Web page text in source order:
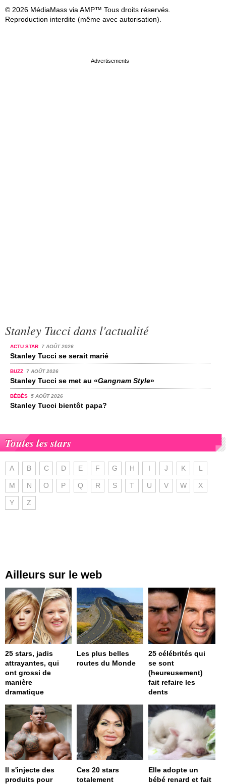
© 2026 MédiaMass via AMP™ Tous droits réservés.
Reproduction interdite (même avec autorisation).
Stanley Tucci dans l'actualité
ACTU STAR 7 AOÛT 2026
Stanley Tucci se serait marié
BUZZ 7 AOÛT 2026
Stanley Tucci se met au «Gangnam Style»
BÉBÉS 5 AOÛT 2026
Stanley Tucci bientôt papa?
Toutes les stars
A B C D E F G H I J K L
M N O P Q R S T U V W X
Y Z
Ailleurs sur le web
25 stars, jadis
attrayantes, qui
ont grossi de
manière
dramatique
Les plus belles
routes du Monde
25 célébrités qui
se sont
(heureusement)
fait refaire les
dents
Il s'injecte des
produits pour
Ces 20 stars
totalement
Elle adopte un
bébé renard et fait